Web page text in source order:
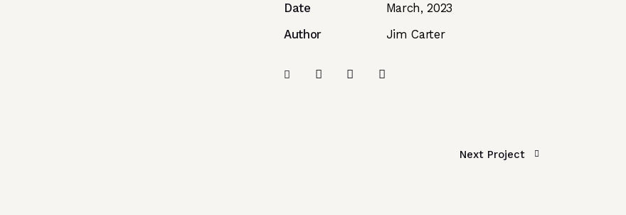
Date
March, 2023
Author
Jim Carter
Next Project